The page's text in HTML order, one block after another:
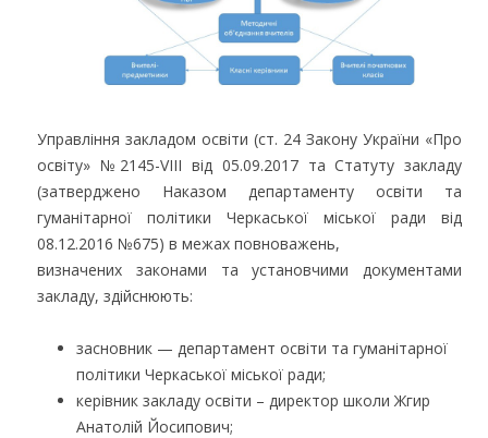
Управління закладом освіти (ст. 24 Закону України «Про
освіту» №2145-VIII від 05.09.2017 та Статуту закладу
(затверджено Наказом департаменту освіти та
гуманітарної політики Черкаської міської ради від
08.12.2016 №675) в межах повноважень,
визначених законами та установчими документами
закладу, здійснюють:
засновник — департамент освіти та гуманітарної
політики Черкаської міської ради;
керівник закладу освіти – директор школи Жгир
Анатолій Йосипович;